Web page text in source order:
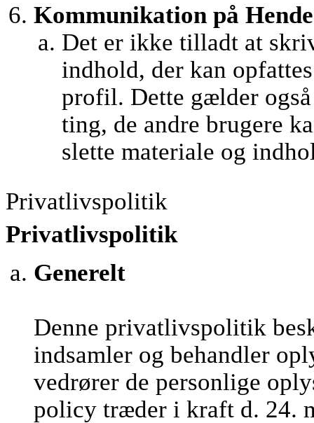
Kommunikation på
Det er ikke tilladt at
indhold, der kan
profil. Dette gælder
ting, de andre brugere
slette materiale og
Privatlivspolitik
Privatlivspolitik
Generelt
Denne privatlivspolitik
indsamler og behandler
vedrører de personlige
policy træder i kraft d. 24.